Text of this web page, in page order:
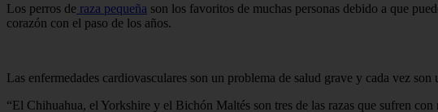
Los perros de raza pequeña son los favoritos de muchas personas debido a que
corazón con el paso de los años.
Las enfermedades cardiovasculares son un problema de salud grave y cada vez
“El Chihuahua, el Yorkshire y el Bichón Maltés son tres de las razas que sufren